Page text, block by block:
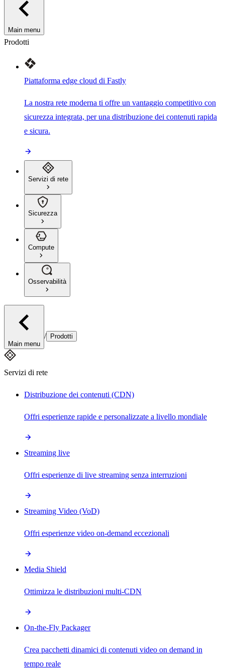
Main menu
Prodotti
Piattaforma edge cloud di Fastly
La nostra rete moderna ti offre un vantaggio competitivo con
sicurezza integrata, per una distribuzione dei contenuti rapida
e sicura.
Servizi di rete
Sicurezza
Compute
Osservabilità
Main menu
/ Prodotti
Servizi di rete
Distribuzione dei contenuti (CDN)
Offri esperienze rapide e personalizzate a livello mondiale
Streaming live
Offri esperienze di live streaming senza interruzioni
Streaming Video (VoD)
Offri esperienze video on-demand eccezionali
Media Shield
Ottimizza le distribuzioni multi-CDN
On-the-Fly Packager
Crea pacchetti dinamici di contenuti video on demand in
tempo reale